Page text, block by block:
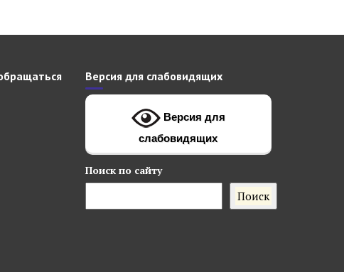
Версия для слабовидящих
Версия для
слабовидящих
Поискпо сайту
Поиск